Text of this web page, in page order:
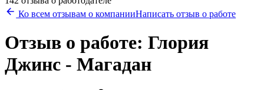
Ко всем отзывам о компанииНаписать отзыв о работе
Отзыв о работе: Глория
Джинс - Магадан